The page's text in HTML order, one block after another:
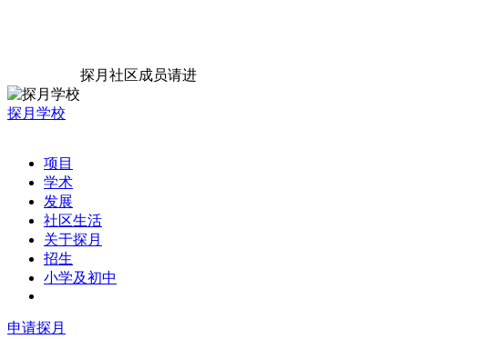
探月社区成员请进
探月学校
项目
学术
发展
社区生活
关于探月
招生
小学及初中
申请探月